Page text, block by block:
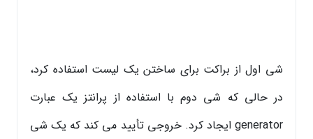
شی اول از براکت برای ساختن یک لیست استفاده کرد،
در حالی که شی دوم با استفاده از پرانتز یک عبارت
generator ایجاد کرد. خروجی تأیید می کند که یک شی